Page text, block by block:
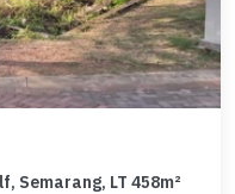
Semarang, LT 458m²